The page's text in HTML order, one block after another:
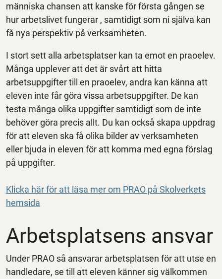
människa chansen att kanske för första gången se
hur arbetslivet fungerar , samtidigt som ni själva kan
få nya perspektiv på verksamheten.
I stort sett alla arbetsplatser kan ta emot en praoelev.
Många upplever att det är svårt att hitta
arbetsuppgifter till en praoelev, andra kan känna att
eleven inte får göra vissa arbetsuppgifter. De kan
testa många olika uppgifter samtidigt som de inte
behöver göra precis allt. Du kan också skapa uppdrag
för att eleven ska få olika bilder av verksamheten
eller bjuda in eleven för att komma med egna förslag
på uppgifter.
Klicka här för att läsa mer om PRAO på Skolverkets
hemsida
Arbetsplatsens ansvar
Under PRAO så ansvarar arbetsplatsen för att utse en
handledare, se till att eleven känner sig välkommen